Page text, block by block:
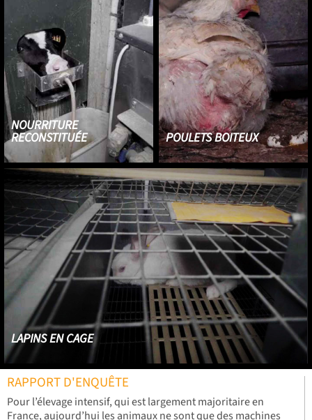
Ces vaches vivent enfermées, sur un sol en béton. Des opérateurs
ouvrent les hublots pour faire des prélèvements.
NOURRITURE
RECONSTITUÉE
Le lait produit par les vaches
étant consommé par les
humains, leurs petits sont
nourris à base de nourriture
reconstituée.
POULETS BOITEUX
Les poulets grandissent trop vite
et développent différents
troubles comme des boiteries en
raison de leur surpoids.
LAPINS EN CAGE
RAPPORT D'ENQUÊTE
Pour l’élevage intensif, qui est largement majoritaire en
France, aujourd’hui les animaux ne sont que des machines